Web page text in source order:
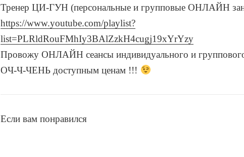
Тренер ЦИ-ГУН (персональные и групповые ОНЛАЙН
https://www.youtube.com/playlist?
list=PLRldRouFMhIy3BAlZzkH4cugj19xYrYzy
Провожу ОНЛАЙН сеансы индивидуального и
ОЧ-Ч-ЧЕНЬ доступным ценам !!!
Если вам понравился